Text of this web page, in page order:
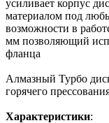
усиливает корпус
материалом под
возможности в
мм позволяющий
фланца
Алмазный Турбо
горячего
Характеристики: